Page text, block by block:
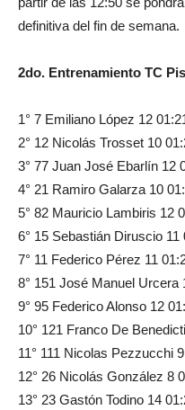
definitiva del fin de semana.
2do. Entrenamiento TC
1° 7 Emiliano López 12
2° 12 Nicolás Trosset 10
3° 77 Juan José Ebarlín 12
4° 21 Ramiro Galarza 10
5° 82 Mauricio Lambiris 12
6° 15 Sebastián Diruscio 11
7° 11 Federico Pérez 11
8° 151 José Manuel Urcera
9° 95 Federico Alonso 12
10° 121 Franco De
11° 111 Nicolas Pezzucchi
12° 26 Nicolás González 8
13° 23 Gastón Todino 14